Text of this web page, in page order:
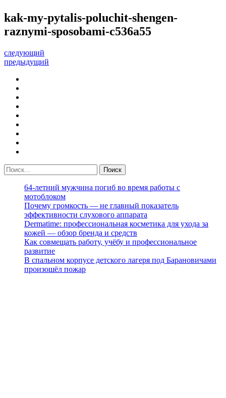
kak-my-pytalis-poluchit-shengen-
raznymi-sposobami-c536a55
следующий
предыдущий
64-летний мужчина погиб во время работы с
мотоблоком
Почему громкость — не главный показатель
эффективности слухового аппарата
Dermatime: профессиональная косметика для ухода за
кожей — обзор бренда и средств
Как совмещать работу, учёбу и профессиональное
развитие
В спальном корпусе детского лагеря под Барановичами
произошёл пожар